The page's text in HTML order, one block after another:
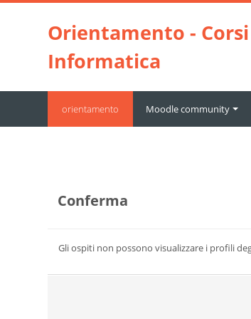
Orientamento -
Informatica
orientamento Moodle community
Conferma
Gli ospiti non possono visualizzare i profili